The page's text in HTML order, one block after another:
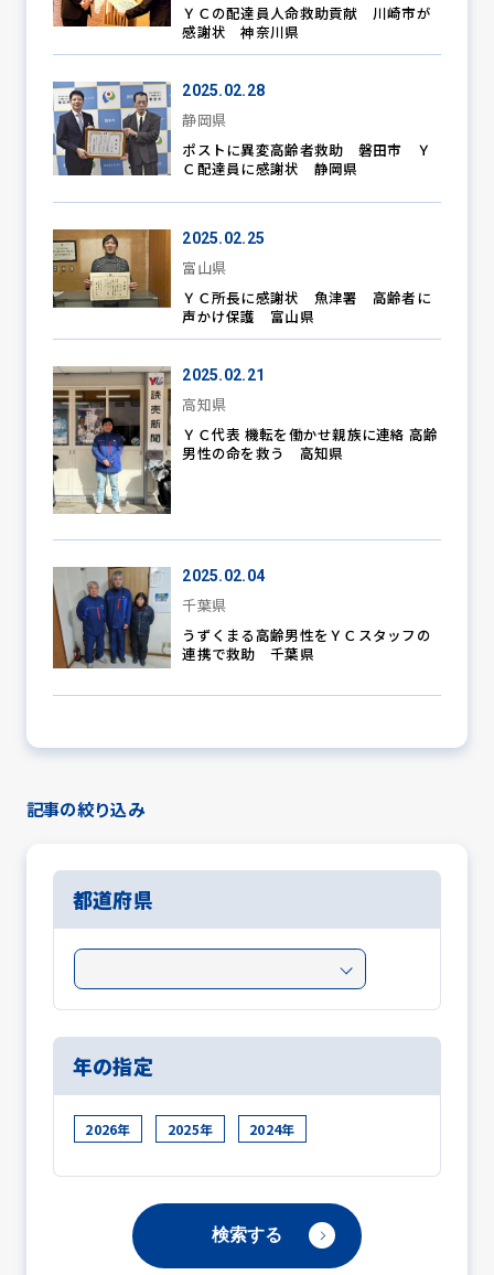
ＹＣの配達員人命救助貢献 川崎市が
感謝状 神奈川県
2025.02.28
静岡県
ポストに異変高齢者救助 磐田市 Ｙ
Ｃ配達員に感謝状 静岡県
2025.02.25
富山県
ＹＣ所長に感謝状 魚津署 高齢者に
声かけ保護 富山県
2025.02.21
高知県
ＹＣ代表 機転を働かせ親族に連絡 高齢
男性の命を救う 高知県
2025.02.04
千葉県
うずくまる高齢男性をＹＣスタッフの
連携で救助 千葉県
記事の絞り込み
都道府県
年の指定
2026年 2025年 2024年